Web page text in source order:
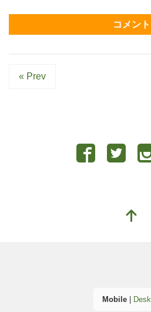
コメント
« Prev
Mobile|